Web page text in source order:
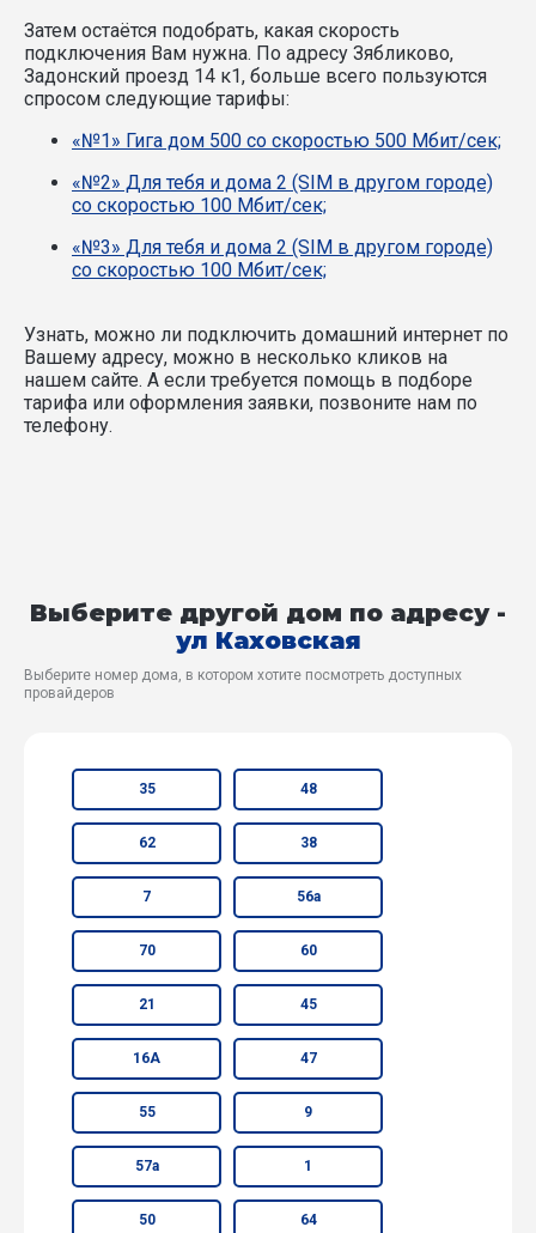
Затем остаётся подобрать, какая скорость
подключения Вам нужна. По адресу Зябликово,
Задонский проезд 14 к1, больше всего пользуются
спросом следующие тарифы:
«№1» Гига дом 500 со скоростью 500 Мбит/сек;
«№2» Для тебя и дома 2 (SIM в другом городе)
со скоростью 100 Мбит/сек;
«№3» Для тебя и дома 2 (SIM в другом городе)
со скоростью 100 Мбит/сек;
Узнать, можно ли подключить домашний интернет по
Вашему адресу, можно в несколько кликов на
нашем сайте. А если требуется помощь в подборе
тарифа или оформления заявки, позвоните нам по
телефону.
Выберите другой дом по адресу -
ул Каховская
Выберите номер дома, в котором хотите посмотреть доступных
провайдеров
35 48
62 38
7 56а
70 60
21 45
16А 47
55 9
57а 1
50 64